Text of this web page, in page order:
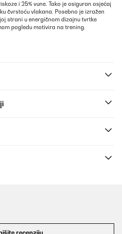
i 25% vune. Tako je osiguran osjećaj
čvrstoću vlakana. Posebno je izražen
strani u energičnom dizajnu tvrtke
pogledu motivira na trening.